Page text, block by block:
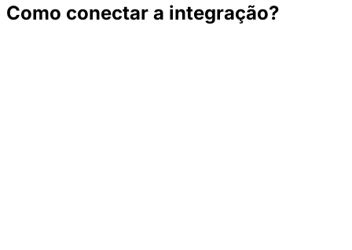
Como conectar a integração?